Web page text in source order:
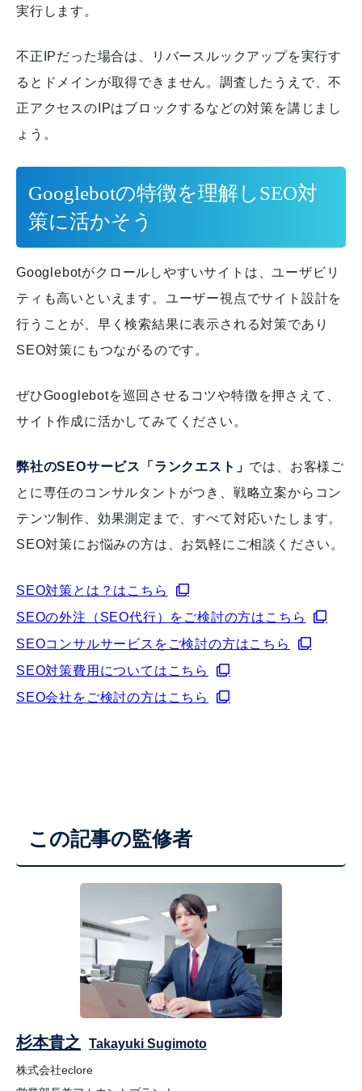
実行します。
不正IPだった場合は、リバースルックアップを実行す
るとドメインが取得できません。調査したうえで、不
正アクセスのIPはブロックするなどの対策を講じまし
ょう。
Googlebotの特徴を理解しSEO対
策に活かそう
Googlebotがクロールしやすいサイトは、ユーザビリ
ティも高いといえます。 ユーザー視点でサイト設計を
行うことが、早く検索結果に表示される対策であり
SEO対策にもつながるのです。
ぜひGooglebotを巡回させるコツや特徴を押さえて、
サイト作成に活かしてみてください。
弊社のSEOサービス「ランクエスト」 では、お客様ご
とに専任のコンサルタントがつき、戦略立案からコン
テンツ制作、効果測定まで、すべて対応いたします。
SEO対策にお悩みの方は、お気軽にご相談ください。
SEO対策とは？はこちら
SEOの外注（SEO代行）をご検討の方はこちら
SEOコンサルサービスをご検討の方はこちら
SEO対策費用についてはこちら
SEO会社をご検討の方はこちら
この記事の監修者
杉本貴之 Takayuki Sugimoto
株式会社eclore